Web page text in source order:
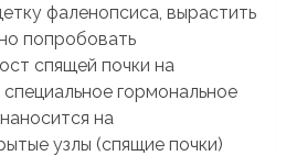
фаленопсиса, вырастить
попробовать
спящей почки на
гормональное
на
узлы (спящие почки)